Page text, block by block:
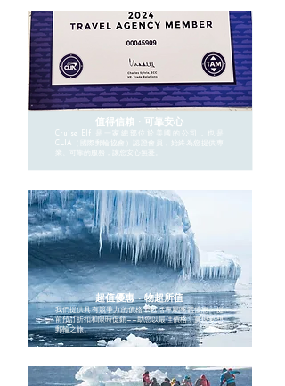
值得信賴 · 可靠安心
Cruise Elf 是一家總部位於美國的公司，也是
CLIA（國際郵輪協會）認證會員，始終為您提供專
業、可靠的服務，讓您安心無憂。
超值優惠 · 物超所值
我們提供具有競爭力的價格，包括專屬團體優惠、提
前預訂折扣和限時促銷——助您以最佳價格，實現夢想
郵輪之旅。